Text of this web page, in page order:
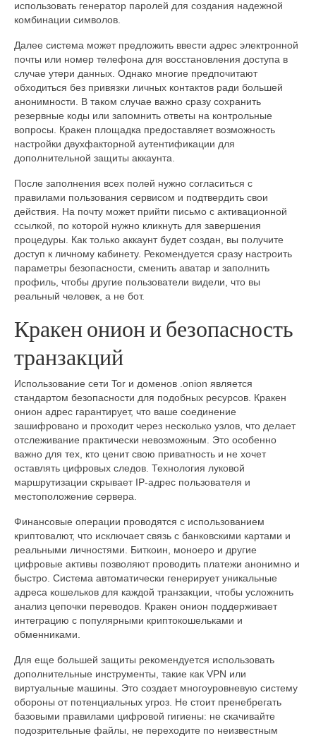
использовать генератор паролей для создания надежной
комбинации символов.
Далее система может предложить ввести адрес электронной
почты или номер телефона для восстановления доступа в
случае утери данных. Однако многие предпочитают
обходиться без привязки личных контактов ради большей
анонимности. В таком случае важно сразу сохранить
резервные коды или запомнить ответы на контрольные
вопросы. Кракен площадка предоставляет возможность
настройки двухфакторной аутентификации для
дополнительной защиты аккаунта.
После заполнения всех полей нужно согласиться с
правилами пользования сервисом и подтвердить свои
действия. На почту может прийти письмо с активационной
ссылкой, по которой нужно кликнуть для завершения
процедуры. Как только аккаунт будет создан, вы получите
доступ к личному кабинету. Рекомендуется сразу настроить
параметры безопасности, сменить аватар и заполнить
профиль, чтобы другие пользователи видели, что вы
реальный человек, а не бот.
Кракен онион и безопасность
транзакций
Использование сети Tor и доменов .onion является
стандартом безопасности для подобных ресурсов. Кракен
онион адрес гарантирует, что ваше соединение
зашифровано и проходит через несколько узлов, что делает
отслеживание практически невозможным. Это особенно
важно для тех, кто ценит свою приватность и не хочет
оставлять цифровых следов. Технология луковой
маршрутизации скрывает IP-адрес пользователя и
местоположение сервера.
Финансовые операции проводятся с использованием
криптовалют, что исключает связь с банковскими картами и
реальными личностями. Биткоин, моноеро и другие
цифровые активы позволяют проводить платежи анонимно и
быстро. Система автоматически генерирует уникальные
адреса кошельков для каждой транзакции, чтобы усложнить
анализ цепочки переводов. Кракен онион поддерживает
интеграцию с популярными криптокошельками и
обменниками.
Для еще большей защиты рекомендуется использовать
дополнительные инструменты, такие как VPN или
виртуальные машины. Это создает многоуровневую систему
обороны от потенциальных угроз. Не стоит пренебрегать
базовыми правилами цифровой гигиены: не скачивайте
подозрительные файлы, не переходите по неизвестным